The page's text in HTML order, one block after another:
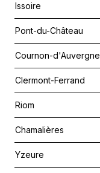
Issoire
Pont-du-Château
Cournon-d'Auvergne
Clermont-Ferrand
Riom
Chamalières
Yzeure